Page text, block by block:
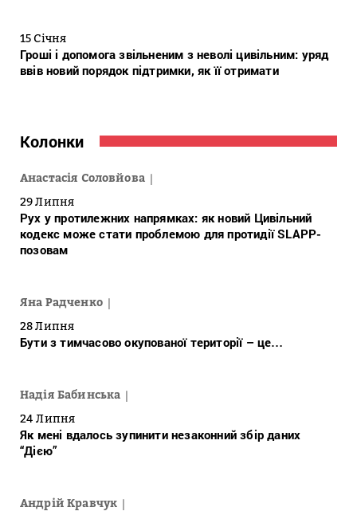
15 Січня
Гроші і допомога звільненим з неволі цивільним: уряд
ввів новий порядок підтримки, як її отримати
Колонки
Анастасія Соловйова
29 Липня
Рух у протилежних напрямках: як новий Цивільний
кодекс може стати проблемою для протидії SLAPP-
позовам
Яна Радченко
28 Липня
Бути з тимчасово окупованої території – це…
Надія Бабинська
24 Липня
Як мені вдалось зупинити незаконний збір даних
“Дією”
Андрій Кравчук